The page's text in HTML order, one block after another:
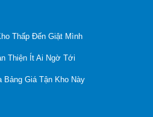
Thấp Đến Giật Mình
Thiện Ít Ai Ngờ Tới
Bảng Giá Tận Kho Này